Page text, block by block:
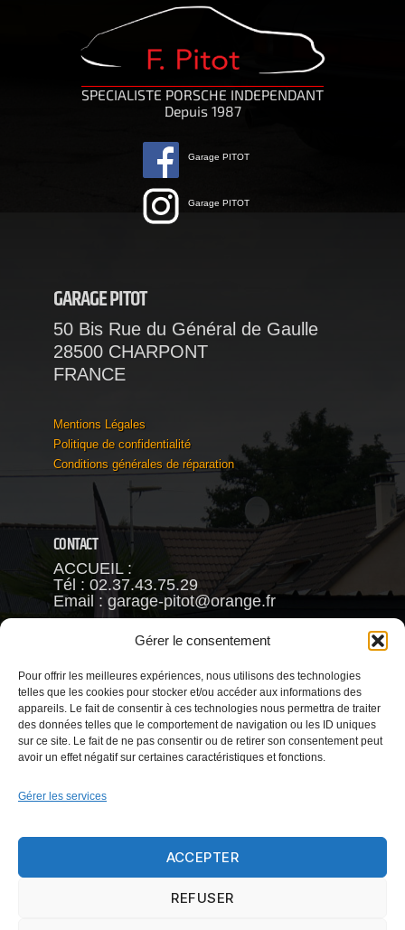
Gérer le consentement
Pour offrir les meilleures expériences, nous utilisons des technologies
telles que les cookies pour stocker et/ou accéder aux informations des
appareils. Le fait de consentir à ces technologies nous permettra de traiter
des données telles que le comportement de navigation ou les ID uniques
sur ce site. Le fait de ne pas consentir ou de retirer son consentement peut
avoir un effet négatif sur certaines caractéristiques et fonctions.
Gérer les services
ACCEPTER
REFUSER
SPECIALISTE PORSCHE INDEPENDANT
Depuis 1987
Garage PITOT
Garage PITOT
GARAGE PITOT
50 Bis Rue du Général de Gaulle
28500 CHARPONT
FRANCE
Mentions Légales
Politique de confidentialité
Conditions générales de réparation
CONTACT
ACCUEIL :
Tél : 02.37.43.75.29
Email : garage-pitot@orange.fr
Fréderic PITOT
Mob : 06.63.93.88.66
VENTE :
Reynald CHAMBRIN
Mob : 06.63.79.81.58
Email : garage.pitot@gmail.com
HORAIRES
Le Lundi :
De 9h30 à 12h - 14h à 18h
Du mardi au Vendredi
De 8h à 12h - 14h à 18h30.